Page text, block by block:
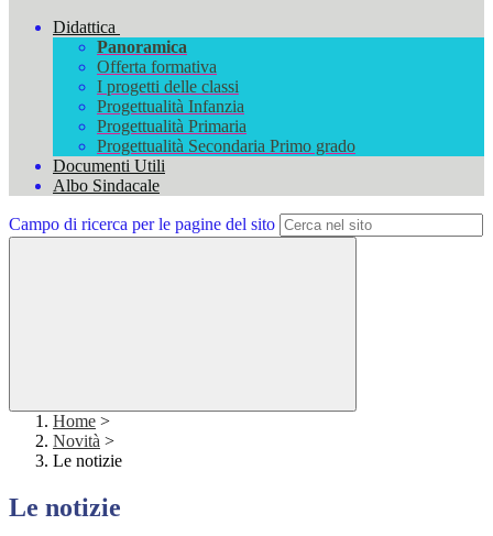
Didattica
Panoramica
Offerta formativa
I progetti delle classi
Progettualità Infanzia
Progettualità Primaria
Progettualità Secondaria Primo grado
Documenti Utili
Albo Sindacale
Campo di ricerca per le pagine del sito
Home >
Novità >
Le notizie
Le notizie